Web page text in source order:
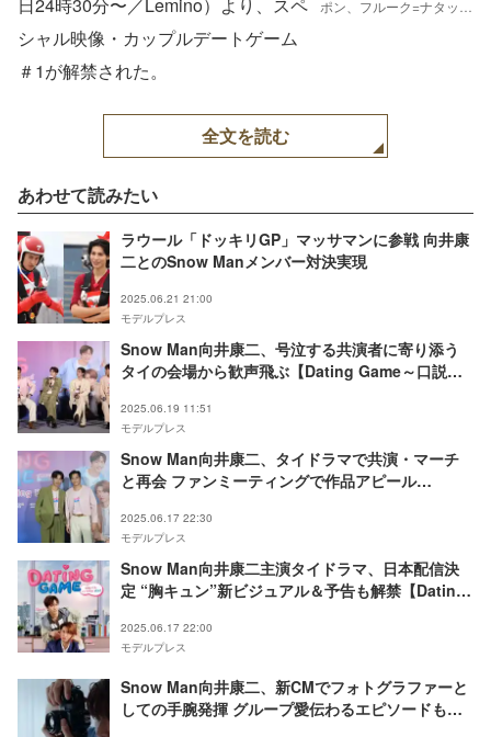
ポン、フルーク=ナタッ
シャル映像・カップルデートゲーム
＃1が解禁された。
全文を読む
あわせて読みたい
ラウール「ドッキリGP」マッサマンに参戦 向井康
二とのSnow Manメンバー対決実現
2025.06.21 21:00
モデルプレス
Snow Man向井康二、号泣する共演者に寄り添う
タイの会場から歓声飛ぶ【Dating Game～口説い
2025.06.19 11:51
モデルプレス
Snow Man向井康二、タイドラマで共演・マーチ
と再会 ファンミーティングで作品アピール
ス！？～】
2025.06.17 22:30
モデルプレス
Snow Man向井康二主演タイドラマ、日本配信決
定 “胸キュン”新ビジュアル＆予告も解禁【Dating
2025.06.17 22:00
モデルプレス
Snow Man向井康二、新CMでフォトグラファーと
しての手腕発揮 グループ愛伝わるエピソードも語